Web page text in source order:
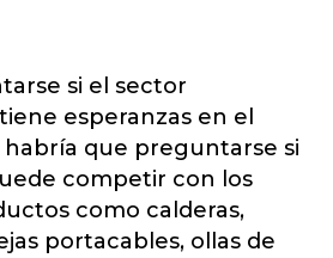
si el sector
esperanzas en el
que preguntarse si
competir con los
como calderas,
portacables, ollas de